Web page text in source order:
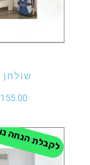
שולחן
לקבלת